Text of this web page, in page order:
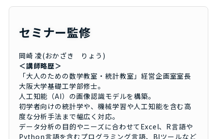
セミナー監修
岡崎 凌(おかざき りょう)
＜講師略歴＞
「大人のための数学教室・統計教室」経営企画室室長
大阪大学基礎工学部修士。
人工知能（AI）の画像認識モデルを構築。
初学者向けの統計学や、機械学習や人工知能を含む高
度な分析手法まで幅広く対応。
データ分析の目的やニーズに合わせてExcel、R言語や
Python言語を含むプログラミング言語、BIツールなど